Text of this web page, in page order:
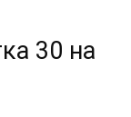
30 на